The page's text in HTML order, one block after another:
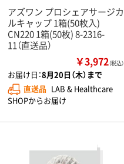
アズワン プロシェアサージカ
ルキャップ 1箱(50枚入)
CN220 1箱(50枚) 8-2316-
11（直送品）
￥3,972（税込）
お届け日：8月20日（木）まで
直送品 LAB & Healthcare
SHOPからお届け